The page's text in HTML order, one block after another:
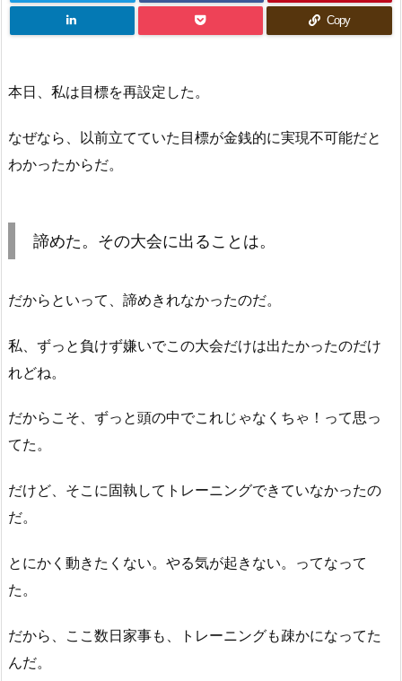
Copy
本日、私は目標を再設定した。
なぜなら、以前立てていた目標が金銭的に実現不可能だと
わかったからだ。
諦めた。その大会に出ることは。
だからといって、諦めきれなかったのだ。
私、ずっと負けず嫌いでこの大会だけは出たかったのだけ
れどね。
だからこそ、ずっと頭の中でこれじゃなくちゃ！って思っ
てた。
だけど、そこに固執してトレーニングできていなかったの
だ。
とにかく動きたくない。やる気が起きない。ってなって
た。
だから、ここ数日家事も、トレーニングも疎かになってた
んだ。